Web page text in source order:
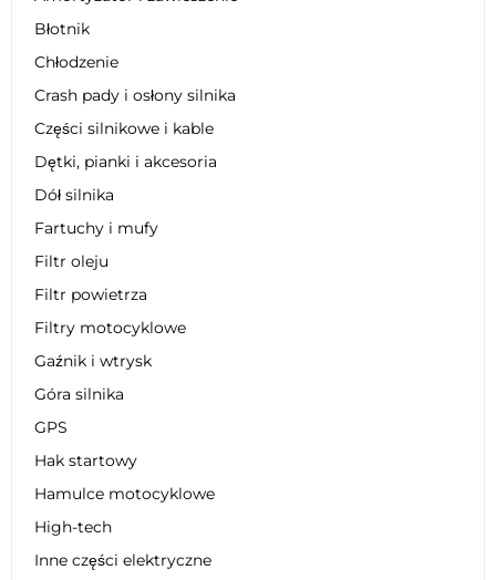
Błotnik
Chłodzenie
Crash pady i osłony silnika
Części silnikowe i kable
Dętki, pianki i akcesoria
Dół silnika
Fartuchy i mufy
Filtr oleju
Filtr powietrza
Filtry motocyklowe
Gaźnik i wtrysk
Góra silnika
GPS
Hak startowy
Hamulce motocyklowe
High-tech
Inne części elektryczne